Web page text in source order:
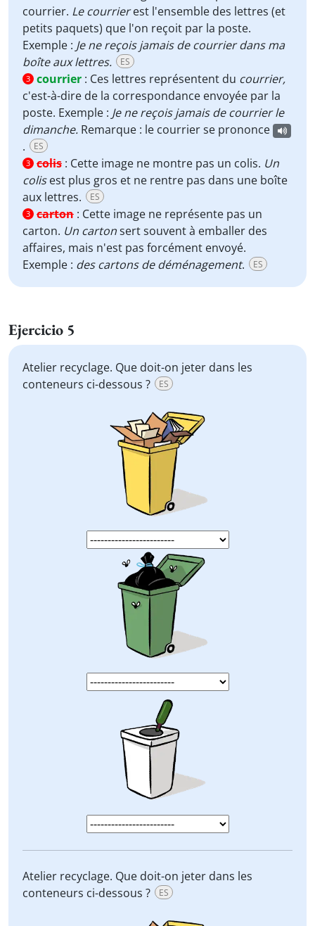
courrier. Le courrierest l'ensemble des lettres (et
petits paquets) que l'on reçoit par la poste.
Exemple : Je ne reçois jamais de courrier dans ma
boîte aux lettres.
ES
3 courrier : Ces lettres représentent du courrier,
c'est-à-dire de la correspondance envoyée par la
poste. Exemple : Je ne reçois jamais de courrier le
dimanche. Remarque : le courrier se prononce
.
ES
3 colis : Cette image ne montre pas un colis. Un
colisest plus gros et ne rentre pas dans une boîte
aux lettres.
ES
3 carton : Cette image ne représente pas un
carton. Un cartonsert souvent à emballer des
affaires, mais n'est pas forcément envoyé.
Exemple : des cartons de déménagement. ES
Ejercicio 5
Atelier recyclage. Que doit-on jeter dans les
conteneurs ci-dessous ?
ES
Atelier recyclage. Que doit-on jeter dans les
conteneurs ci-dessous ?
ES